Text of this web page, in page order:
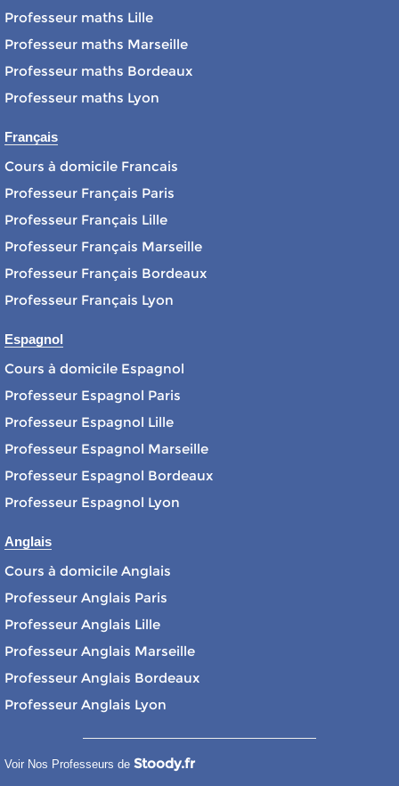
Professeur maths Lille
Professeur maths Marseille
Professeur maths Bordeaux
Professeur maths Lyon
Français
Cours à domicile Francais
Professeur Français Paris
Professeur Français Lille
Professeur Français Marseille
Professeur Français Bordeaux
Professeur Français Lyon
Espagnol
Cours à domicile Espagnol
Professeur Espagnol Paris
Professeur Espagnol Lille
Professeur Espagnol Marseille
Professeur Espagnol Bordeaux
Professeur Espagnol Lyon
Anglais
Cours à domicile Anglais
Professeur Anglais Paris
Professeur Anglais Lille
Professeur Anglais Marseille
Professeur Anglais Bordeaux
Professeur Anglais Lyon
Voir Nos Professeurs de Stoody.fr